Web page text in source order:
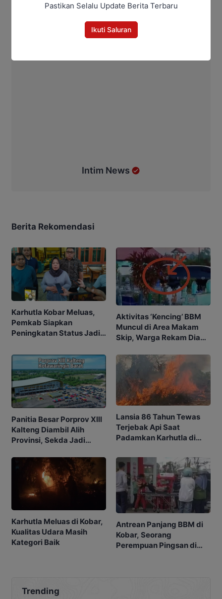
Intim News
Berita Rekomendasi
Karhutla Kobar Meluas,
Pemkab Siapkan
Peningkatan Status Jadi
Aktivitas ‘Kencing’ BBM
Muncul di Area Makam
Skip, Warga Rekam Diam-
Panitia Besar Porprov Xlll
Kalteng Diambil Alih
Provinsi, Sekda Jadi
Lansia 86 Tahun Tewas
Terjebak Api Saat
Padamkan Karhutla di
Karhutla Meluas di Kobar,
Kualitas Udara Masih
Kategori Baik
Antrean Panjang BBM di
Kobar, Seorang
Perempuan Pingsan di
Trending
Pastikan Selalu Update Berita Terbaru
Ikuti Saluran